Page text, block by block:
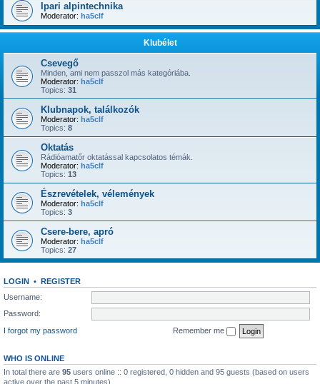
Ipari alpintechnika
Moderator: ha5clf
Klubélet
Csevegő
Minden, ami nem passzol más kategóriába.
Moderator: ha5clf
Topics: 31
Klubnapok, találkozók
Moderator: ha5clf
Topics: 8
Oktatás
Rádióamatőr oktatással kapcsolatos témák.
Moderator: ha5clf
Topics: 13
Észrevételek, vélemények
Moderator: ha5clf
Topics: 3
Csere-bere, apró
Moderator: ha5clf
Topics: 27
LOGIN • REGISTER
Username:
Password:
I forgot my password
Remember me
WHO IS ONLINE
In total there are 95 users online :: 0 registered, 0 hidden and 95 guests (based on users
active over the past 5 minutes)